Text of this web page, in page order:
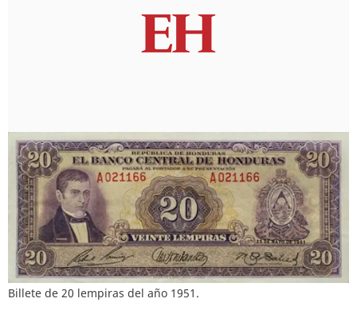
Billete de 20 lempiras del año 1951.